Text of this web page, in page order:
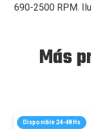
690-2500 RPM.
Más
Disponible 24-48Hs